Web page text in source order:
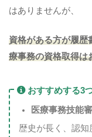
はありませんが、
資格がある方が履歴
療事務の資格取得は
おすすめする3
医療事務技能
歴史が長く、認